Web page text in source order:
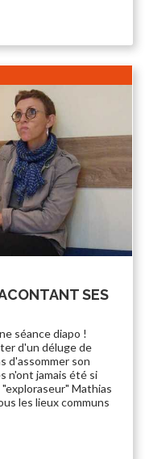
SES
séance diapo !
d'un déluge de
d'assommer son
n'ont jamais été si
Mathias
les lieux communs